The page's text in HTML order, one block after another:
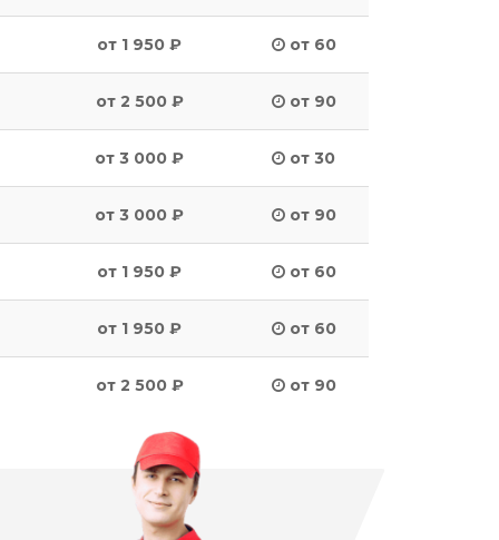
от 1 950 ₽ от 60
от 2 500 ₽ от 90
от 3 000 ₽ от 30
от 3 000 ₽ от 90
от 1 950 ₽ от 60
от 1 950 ₽ от 60
от 2 500 ₽ от 90